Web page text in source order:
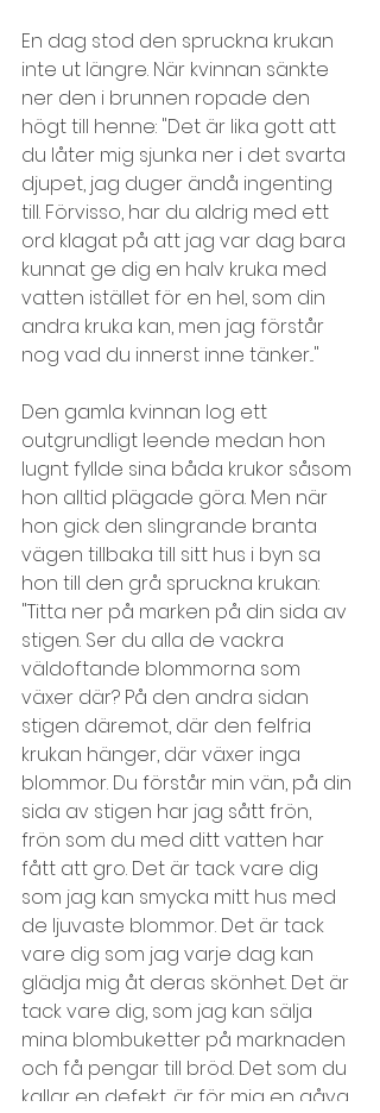
En dag stod den spruckna krukan
inte ut längre. När kvinnan sänkte
ner den i brunnen ropade den
högt till henne: "Det är lika gott att
du låter mig sjunka ner i det svarta
djupet, jag duger ändå ingenting
till. Förvisso, har du aldrig med ett
ord klagat på att jag var dag bara
kunnat ge dig en halv kruka med
vatten istället för en hel, som din
andra kruka kan, men jag förstår
nog vad du innerst inne tänker..."
Den gamla kvinnan log ett
outgrundligt leende medan hon
lugnt fyllde sina båda krukor såsom
hon alltid plägade göra. Men när
hon gick den slingrande branta
vägen tillbaka till sitt hus i byn sa
hon till den grå spruckna krukan:
"Titta ner på marken på din sida av
stigen. Ser du alla de vackra
väldoftande blommorna som
växer där? På den andra sidan
stigen däremot, där den felfria
krukan hänger, där växer inga
blommor. Du förstår min vän, på din
sida av stigen har jag sått frön,
frön som du med ditt vatten har
fått att gro. Det är tack vare dig
som jag kan smycka mitt hus med
de ljuvaste blommor. Det är tack
vare dig som jag varje dag kan
glädja mig åt deras skönhet. Det är
tack vare dig, som jag kan sälja
mina blombuketter på marknaden
och få pengar till bröd. Det som du
kallar en defekt, är för mig en gåva